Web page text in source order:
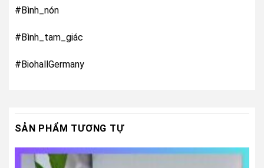
#Bình_nón
#Bình_tam_giác
#BiohallGermany
SẢN PHẨM TƯƠNG TỰ